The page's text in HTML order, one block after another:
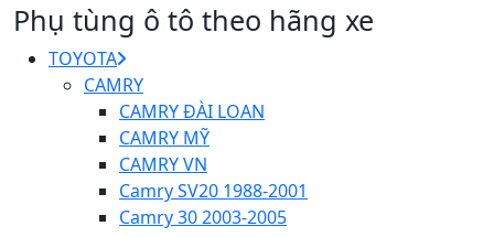
Phụ tùng ô tô theo hãng xe
TOYOTA
CAMRY
CAMRY ĐÀI LOAN
CAMRY MỸ
CAMRY VN
Camry SV20 1988-2001
Camry 30 2003-2005